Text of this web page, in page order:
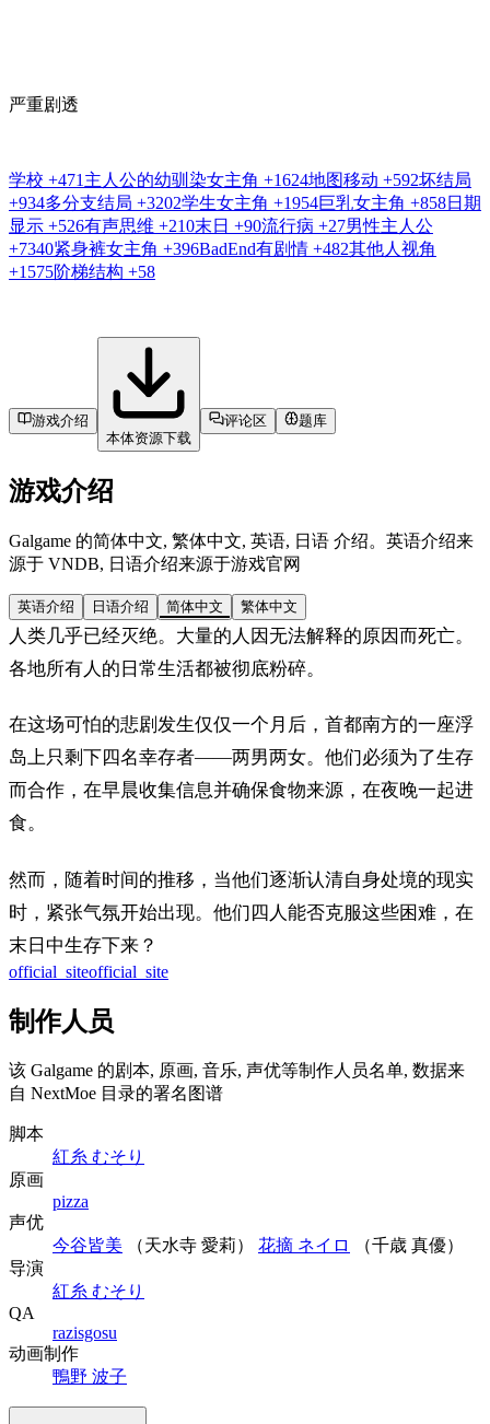
严重剧透
学校 +471 主人公的幼驯染女主角 +1624地图移动 +592坏结局
+934多分支结局 +3202学生女主角 +1954巨乳女主角 +858日期
显示 +526有声思维 +210末日 +90流行病 +27男性主人公
+7340紧身裤女主角 +396BadEnd有剧情 +482其他人视角
+1575阶梯结构 +58
游戏介绍
本体资源下载
评论区 题库
游戏介绍
Galgame 的简体中文, 繁体中文, 英语, 日语 介绍。英语介绍来
源于 VNDB, 日语介绍来源于游戏官网
英语介绍 日语介绍 简体中文 繁体中文
人类几乎已经灭绝。大量的人因无法解释的原因而死亡。
各地所有人的日常生活都被彻底粉碎。
在这场可怕的悲剧发生仅仅一个月后，首都南方的一座浮
岛上只剩下四名幸存者——两男两女。他们必须为了生存
而合作，在早晨收集信息并确保食物来源，在夜晚一起进
食。
然而，随着时间的推移，当他们逐渐认清自身处境的现实
时，紧张气氛开始出现。他们四人能否克服这些困难，在
末日中生存下来？
official_siteofficial_site
制作人员
该 Galgame 的剧本, 原画, 音乐, 声优等制作人员名单, 数据来
自 NextMoe 目录的署名图谱
脚本
紅糸 むそり
原画
pizza
声优
今谷皆美 （天水寺 愛莉） 花摘 ネイロ
（千歳 真優）
导演
紅糸 むそり
QA
razisgosu
动画制作
鴨野 波子